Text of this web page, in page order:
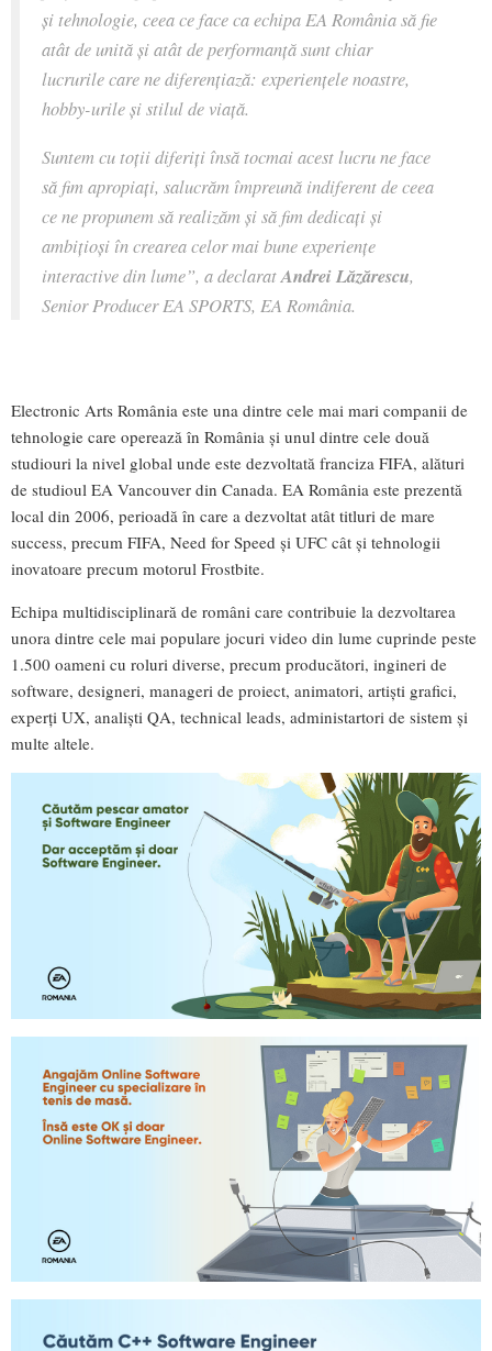
și tehnologie, ceea ce face ca echipa EA România să fie
atât de unită și atât de performanță sunt chiar
lucrurile care ne diferențiază: experiențele noastre,
hobby-urile și stilul de viață.
Suntem cu toții diferiți însă tocmai acest lucru ne face
să fim apropiați, salucrăm împreună indiferent de ceea
ce ne propunem să realizăm și să fim dedicați și
ambițioși în crearea celor mai bune experiențe
interactive din lume”, a declaratAndrei Lăzărescu,
Senior Producer EA SPORTS, EA România.
Electronic Arts România este una dintre cele mai mari companii de
tehnologie care operează în România și unul dintre cele două
studiouri la nivel global unde este dezvoltată franciza FIFA, alături
de studioul EA Vancouver din Canada. EA România este prezentă
local din 2006, perioadă în care a dezvoltat atât titluri de mare
success, precum FIFA, Need for Speed și UFC cât și tehnologii
inovatoare precum motorul Frostbite.
Echipa multidisciplinară de români care contribuie la dezvoltarea
unora dintre cele mai populare jocuri video din lume cuprinde peste
1.500 oameni cu roluri diverse, precum producători, ingineri de
software, designeri, manageri de proiect, animatori, artiști grafici,
experți UX, analiști QA, technical leads, administartori de sistem și
multe altele.